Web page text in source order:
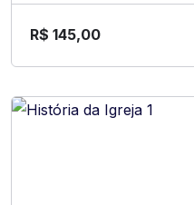
R$ 145,00